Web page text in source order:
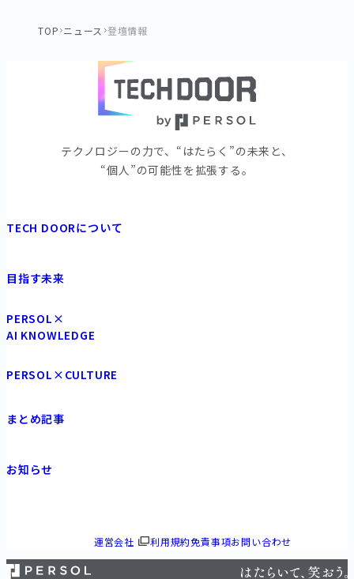
TOP ニュース 登壇情報
テクノロジーの⼒で、“はたらく”の未来と、
“個⼈”の可能性を拡張する。
TECH DOORについて
目指す未来
PERSOL×
AI KNOWLEDGE
PERSOL×CULTURE
まとめ記事
お知らせ
運営会社 利用規約免責事項お問い合わせ